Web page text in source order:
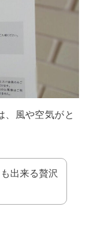
、風や空気がと
出来る贅沢